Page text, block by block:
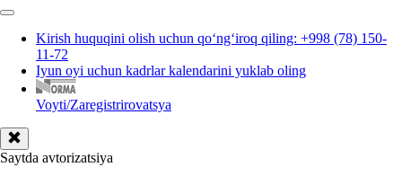
Kirish huquqini olish uchun qoʻngʻiroq qiling: +998 (78) 150-
11-72
Iyun oyi uchun kadrlar kalendarini yuklab oling
Voyti/Zaregistrirovatsya
Saytda avtorizatsiya